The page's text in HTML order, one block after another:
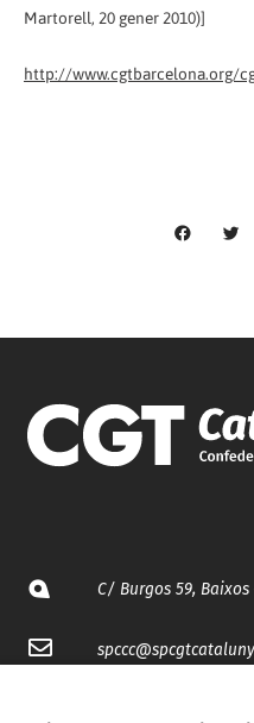
Martorell, 20 gener 2010)]
http://www.cgtbarcelona.org/
C/ Burgos 59,
spccc@